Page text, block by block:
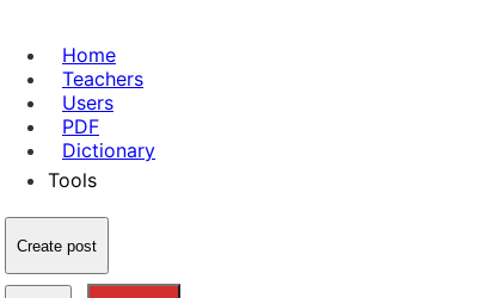
Home
Teachers
Users
PDF
Dictionary
Tools
Create post